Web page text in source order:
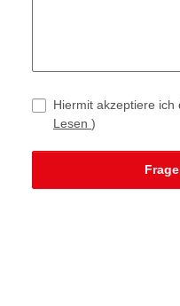
Hiermit akzeptiere ich
Lesen )